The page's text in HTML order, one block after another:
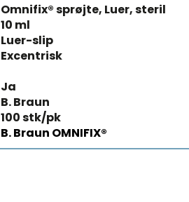
Omnifix® sprøjte, Luer, steril
10 ml
Luer-slip
Excentrisk
Ja
B. Braun
100 stk/pk
B. Braun OMNIFIX®